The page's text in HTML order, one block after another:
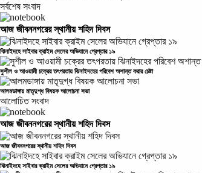
সর্বশেষ সংবাদ
আজ জীবননগরের স্থানীয় শহিদ দিবস
ঝিনাইদহে সাইবার ক্রাইম সেলের অভিযানে গ্রেপ্তার ১৯
সুশীল ও আওয়ামী চক্রের তৎপরতায় ঝিনাইদহের পরিবেশ অশান্ত করার চেষ্টা
আলমডাঙ্গায় মাতৃদুগ্ধ বিষয়ক আলোচনা সভা
আলোচিত সংবাদ
আজ জীবননগরের স্থানীয় শহিদ দিবস
আজ জীবননগরের স্থানীয় শহিদ দিবস
ঝিনাইদহে সাইবার ক্রাইম সেলের অভিযানে গ্রেপ্তার ১৯